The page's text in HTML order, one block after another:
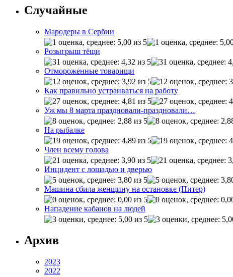
Случайные
Мародеры в Сербии
Розыгрыш тёщи
Отмороженные товарищи
Как правильно устраиваться на работу
Уж мы 8 марта праздновали-праздновали…
На рыбалке
Член всему голова
Инцидент с лошадью и дверью
Машина сбила женщину на остановке (Питер)
Нападение кабанов на людей
Архив
2023
2022